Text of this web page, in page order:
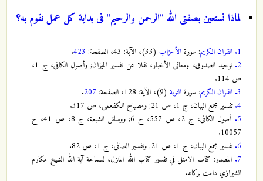
لماذا نستعین بصفتی الله "الرحمن والرحیم" فی بدایة کل عمل نقوم به؟
1. القران الكريم: سورةالأحزاب (33)، الآية: 43، الصفحة: 423
.
2.
توحید الصدوق، ومعانی الأخبار، نقلا عن تفسیر المیزان; وأصول الکافی، ج 1،
ص 114.
3. القران الكريم: سورةالتوبة (9)، الآية: 128، الصفحة: 207
.
4. تفسیر مجمع البیان، ج 1، ص 21; ومصباح الکفعمی، ص 317.
5.
أصول الکافی، ج 2، ص 557، ح 6; ووسائل الشیعة، ج 8، ص 41، ح
10057.
6. تفسیر مجمع البیان، ج 1، ص 21; وتفسیر الصافی، ج 1، ص 82.
7. المصدر: كتاب الامثل في تفسير كتاب الله المنزل‌، لسماحة آية الله الشيخ مكارم
الشيرازي دامت بركاته.